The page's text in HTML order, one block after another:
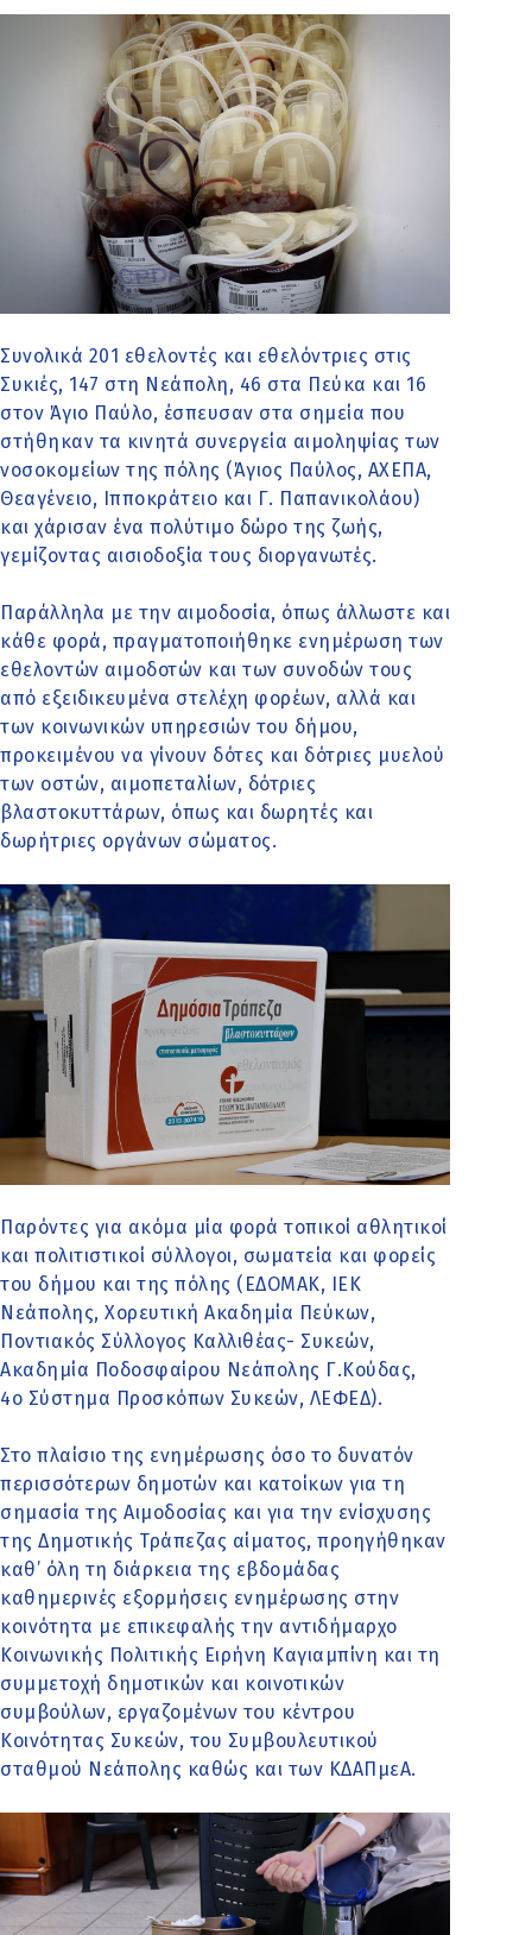
Συνολικά 201 εθελοντές και εθελόντριες στις
Συκιές, 147 στη Νεάπολη, 46 στα Πεύκα και 16
στον Άγιο Παύλο, έσπευσαν στα σημεία που
στήθηκαν τα κινητά συνεργεία αιμοληψίας των
νοσοκομείων της πόλης (Άγιος Παύλος, ΑΧΕΠΑ,
Θεαγένειο, Ιπποκράτειο και Γ. Παπανικολάου)
και χάρισαν ένα πολύτιμο δώρο της ζωής,
γεμίζοντας αισιοδοξία τους διοργανωτές.
Παράλληλα με την αιμοδοσία, όπως άλλωστε και
κάθε φορά, πραγματοποιήθηκε ενημέρωση των
εθελοντών αιμοδοτών και των συνοδών τους
από εξειδικευμένα στελέχη φορέων, αλλά και
των κοινωνικών υπηρεσιών του δήμου,
προκειμένου να γίνουν δότες και δότριες μυελού
των οστών, αιμοπεταλίων, δότριες
βλαστοκυττάρων, όπως και δωρητές και
δωρήτριες οργάνων σώματος.
Παρόντες για ακόμα μία φορά τοπικοί αθλητικοί
και πολιτιστικοί σύλλογοι, σωματεία και φορείς
του δήμου και της πόλης (ΕΔΟΜΑΚ, ΙΕΚ
Νεάπολης, Χορευτική Ακαδημία Πεύκων,
Ποντιακός Σύλλογος Καλλιθέας- Συκεών,
Ακαδημία Ποδοσφαίρου Νεάπολης Γ.Κούδας,
4o Σύστημα Προσκόπων Συκεών, ΛΕΦΕΔ).
Στο πλαίσιο της ενημέρωσης όσο το δυνατόν
περισσότερων δημοτών και κατοίκων για τη
σημασία της Αιμοδοσίας και για την ενίσχυσης
της Δημοτικής Τράπεζας αίματος, προηγήθηκαν
καθ’ όλη τη διάρκεια της εβδομάδας
καθημερινές εξορμήσεις ενημέρωσης στην
κοινότητα με επικεφαλής την αντιδήμαρχο
Κοινωνικής Πολιτικής Ειρήνη Καγιαμπίνη και τη
συμμετοχή δημοτικών και κοινοτικών
συμβούλων, εργαζομένων του κέντρου
Κοινότητας Συκεών, του Συμβουλευτικού
σταθμού Νεάπολης καθώς και των ΚΔΑΠμεΑ.